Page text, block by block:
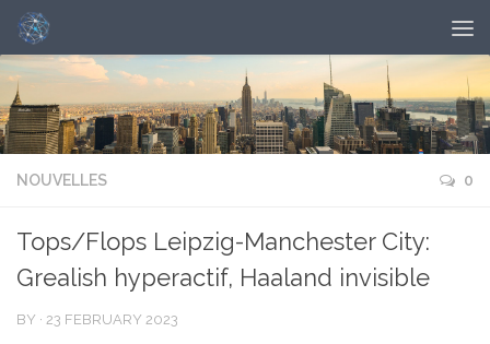
NOUVELLES 0
Tops/Flops Leipzig-Manchester City:
Grealish hyperactif, Haaland invisible
BY · 23 FEBRUARY 2023